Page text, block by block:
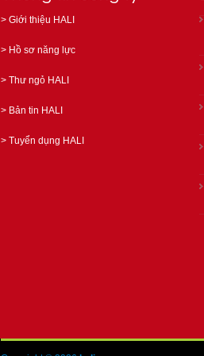
> Giới thiệu HALI
> Hồ sơ năng lực
> Thư ngỏ HALI
> Bản tin HALI
> Tuyển dụng HALI